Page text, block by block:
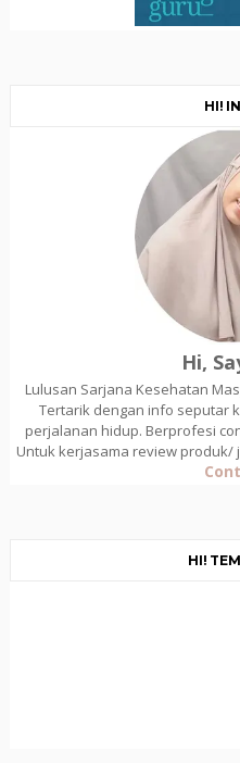
HI!
Hi,
Lulusan Sarjana Kesehatan
Tertarik dengan info seputar
perjalanan hidup. Berprofesi
Untuk kerjasama review produk/
HI!